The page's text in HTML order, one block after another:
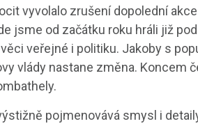
vyvolalo zrušení dopolední
jsme od začátku roku hráli již
veřejné i politiku. Jakoby s
vlády nastane změna. Koncem
pojmenovává smysl i